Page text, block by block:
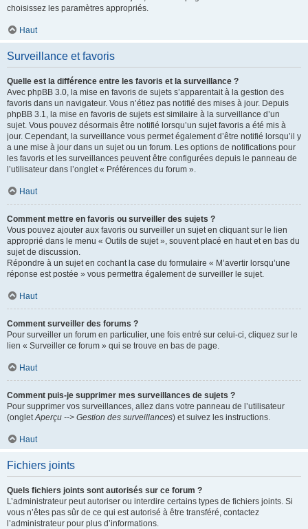
choisissez les paramètres appropriés.
Haut
Surveillance et favoris
Quelle est la différence entre les favoris et la surveillance ?
Avec phpBB 3.0, la mise en favoris de sujets s’apparentait à la gestion des
favoris dans un navigateur. Vous n’étiez pas notifié des mises à jour. Depuis
phpBB 3.1, la mise en favoris de sujets est similaire à la surveillance d’un
sujet. Vous pouvez désormais être notifié lorsqu’un sujet favoris a été mis à
jour. Cependant, la surveillance vous permet également d’être notifié lorsqu’il y
a une mise à jour dans un sujet ou un forum. Les options de notifications pour
les favoris et les surveillances peuvent être configurées depuis le panneau de
l’utilisateur dans l’onglet « Préférences du forum ».
Haut
Comment mettre en favoris ou surveiller des sujets ?
Vous pouvez ajouter aux favoris ou surveiller un sujet en cliquant sur le lien
approprié dans le menu « Outils de sujet », souvent placé en haut et en bas du
sujet de discussion.
Répondre à un sujet en cochant la case du formulaire « M’avertir lorsqu’une
réponse est postée » vous permettra également de surveiller le sujet.
Haut
Comment surveiller des forums ?
Pour surveiller un forum en particulier, une fois entré sur celui-ci, cliquez sur le
lien « Surveiller ce forum » qui se trouve en bas de page.
Haut
Comment puis-je supprimer mes surveillances de sujets ?
Pour supprimer vos surveillances, allez dans votre panneau de l’utilisateur
(ongletAperçu --> Gestion des surveillances) et suivez les instructions.
Haut
Fichiers joints
Quels fichiers joints sont autorisés sur ce forum ?
L’administrateur peut autoriser ou interdire certains types de fichiers joints. Si
vous n’êtes pas sûr de ce qui est autorisé à être transféré, contactez
l’administrateur pour plus d’informations.